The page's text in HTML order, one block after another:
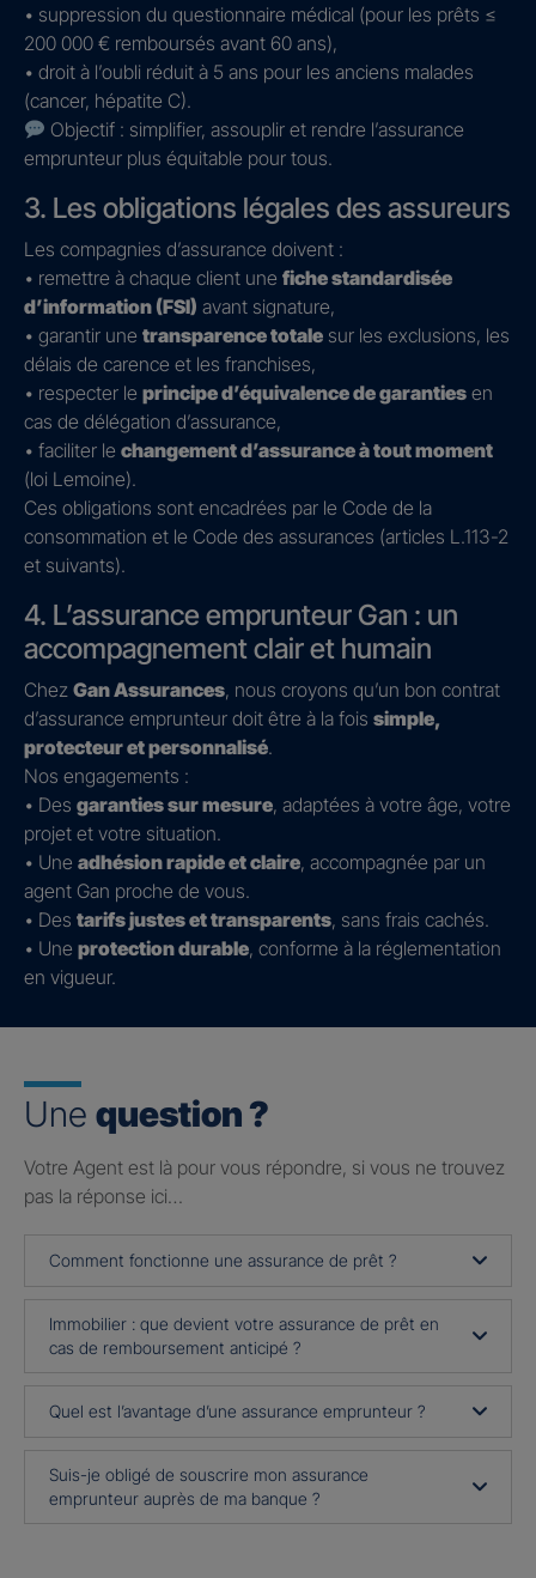
• suppression du questionnaire médical (pour les prêts ≤
200 000 € remboursés avant 60 ans),
• droit à l’oubli réduit à 5 ans pour les anciens malades
(cancer, hépatite C).
Objectif : simplifier, assouplir et rendre l’assurance
emprunteur plus équitable pour tous.
3. Les obligations légales des assureurs
Les compagnies d’assurance doivent :
• remettre à chaque client une fiche standardisée
d’information (FSI) avant signature,
• garantir une transparence totale sur les exclusions, les
délais de carence et les franchises,
• respecter le principe d’équivalence de garanties en
cas de délégation d’assurance,
• faciliter le changement d’assurance à tout moment
(loi Lemoine).
Ces obligations sont encadrées par le Code de la
consommation et le Code des assurances (articles L.113-2
et suivants).
4. L’assurance emprunteur Gan : un
accompagnement clair et humain
Chez Gan Assurances, nous croyons qu’un bon contrat
d’assurance emprunteur doit être à la fois simple,
protecteur et personnalisé.
Nos engagements :
• Des garanties sur mesure, adaptées à votre âge, votre
projet et votre situation.
• Une adhésion rapide et claire, accompagnée par un
agent Gan proche de vous.
• Des tarifs justes et transparents, sans frais cachés.
• Une protection durable, conforme à la réglementation
en vigueur.
Une question ?
Votre Agent est là pour vous répondre, si vous ne trouvez
pas la réponse ici…
Comment fonctionne une assurance de prêt ?
Immobilier : que devient votre assurance de prêt en
cas de remboursement anticipé ?
Quel est l’avantage d’une assurance emprunteur ?
Suis-je obligé de souscrire mon assurance
emprunteur auprès de ma banque ?